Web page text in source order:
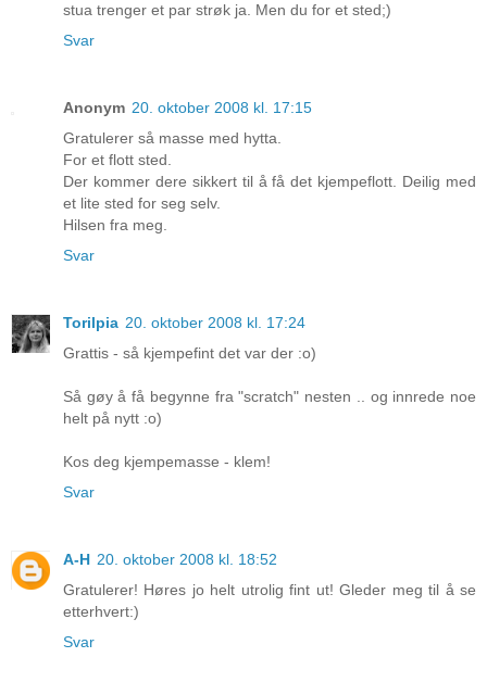
stua trenger et par strøk ja. Men du for et sted;)
Svar
Anonym 20. oktober 2008 kl. 17:15
Gratulerer så masse med hytta.
For et flott sted.
Der kommer dere sikkert til å få det kjempeflott. Deilig med
et lite sted for seg selv.
Hilsen fra meg.
Svar
Torilpia 20. oktober 2008 kl. 17:24
Grattis - så kjempefint det var der :o)
Så gøy å få begynne fra "scratch" nesten .. og innrede noe
helt på nytt :o)
Kos deg kjempemasse - klem!
Svar
A-H 20. oktober 2008 kl. 18:52
Gratulerer! Høres jo helt utrolig fint ut! Gleder meg til å se
etterhvert:)
Svar